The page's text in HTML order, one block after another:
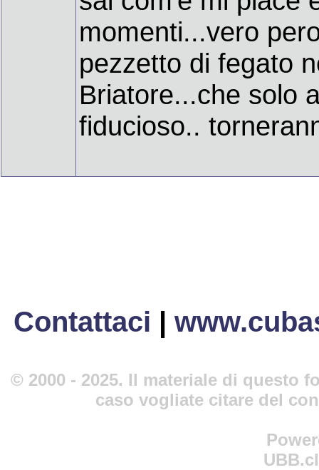
momenti...vero
pezzetto di fegato
Briatore...che solo
fiducioso..
Contattaci |
© 2000 - 2025. Il materiale di questo
caso vogliate citare del